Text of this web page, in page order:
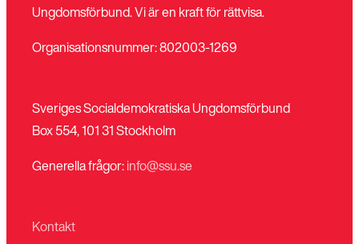
Ungdomsförbund. Vi är en kraft för rättvisa.
Organisationsnummer: 802003-1269
Sveriges Socialdemokratiska Ungdomsförbund
Box 554, 101 31 Stockholm
Generella frågor:info@ssu.se
Kontakt